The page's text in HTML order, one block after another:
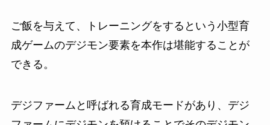
ご飯を与えて、トレーニングをするという小型育
成ゲームのデジモン要素を本作は堪能することが
できる。
デジファームと呼ばれる育成モードがあり、デジ